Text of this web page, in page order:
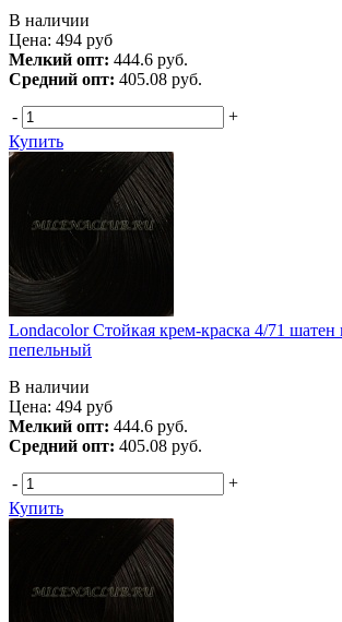
В наличии
Цена: 494 руб
Мелкий опт: 444.6 руб.
Средний опт: 405.08 руб.
-
+
Купить
Londacolor Стойкая крем-краска 4/71 шатен
пепельный
В наличии
Цена: 494 руб
Мелкий опт: 444.6 руб.
Средний опт: 405.08 руб.
-
+
Купить